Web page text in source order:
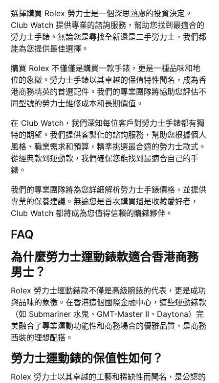
選擇購買 Rolex 勞力士是一個深思熟慮的投資決定。
Club Watch 提供專業的諮詢服務，幫助您找到最適合的
勞力士手錶。無論您是尋找全新還是二手勞力士，我們都
能為您提供最佳選擇。
購買 Rolex 不僅僅是購買一款手錶，更是一種品味和地
位的象徵。勞力士手錶以其卓越的保值特性聞名，成為香
港商務精英的首選配件。我們的專業團隊將協助您評估不
同型號的勞力士維修成本和長期價值。
在 Club Watch，我們深知每位客戶對勞力士手錶都有獨
特的期望。我們提供客製化的諮詢服務，幫助您根據個人
風格、職業需求和預算，精準挑選最合適的勞力士款式。
從經典款到運動款，我們確保您能找到最適合自己的手
錶。
我們的專業團隊將為您詳細解析勞力士手錶價格，並提供
專業的保養建議。無論您是首次購買還是收藏愛好者，
Club Watch 都將成為您值得信賴的購錶夥伴。
FAQ
為什麼勞力士運動錶款適合香港商務
男士？
Rolex 勞力士運動錶款不僅是高級腕錶的代表，更是成功
與品味的象徵。在香港這個國際金融中心，這些運動錶款
（如 Submariner 水鬼、GMT-Master II、Daytona）完
美融合了專業運動功能性和商務場合的優雅品質，是商務
西裝的理想配搭。
勞力士運動錶的保值性如何？
Rolex 勞力士以其卓越的工藝和稀缺性而聞名，是公認的